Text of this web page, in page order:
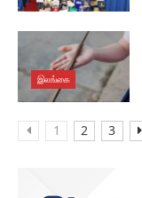
இலங்கை
1 2 3